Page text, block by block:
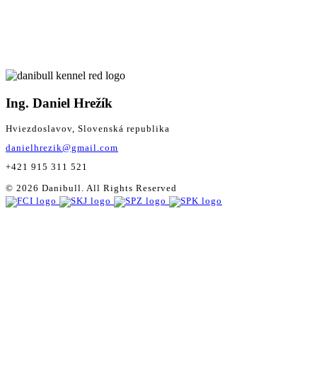
Ing. Daniel Hrežík
Hviezdoslavov, Slovenská republika
danielhrezik@gmail.com
+421 915 311 521
© 2026 Danibull. All Rights Reserved